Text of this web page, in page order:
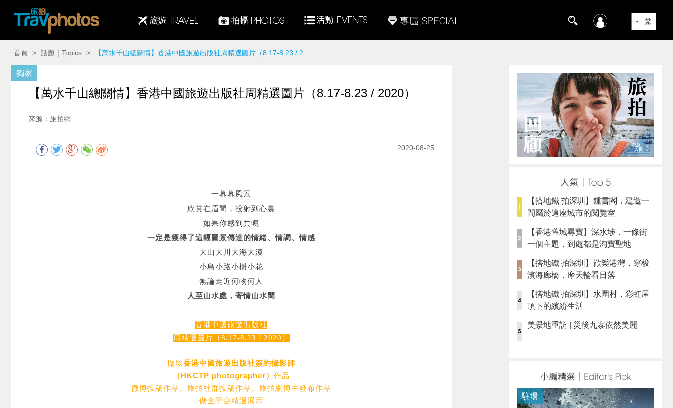
首頁 > 話題｜Topics > 【萬水千山總關情】香港中國旅遊出版社周精選圖片（8.17-8.23 / 2020）
獨家
【萬水千山總關情】香港中國旅遊出版社周精選圖片（8.17-8.23 / 2020）
來源：旅拍網
2020-08-25
一幕幕風景
欣賞在眉間，投射到心裏
如果你感到共鳴
一定是獲得了這幅圖景傳達的情緒、情調、情感
大山大川大海大漠
小島小路小樹小花
無論走近何物何人
人至山水處，寄情山水間
香港中國旅遊出版社
周精選圖片（8.17-8.23 / 2020）
擷取香港中國旅遊出版社簽約攝影師
（HKCTP photographer） 作品
微博投稿作品、旅拍社群投稿作品、旅拍網博主發布作品
做全平台精選展示
【搭地鐵 拍深圳】鍾書閣，建造一
間屬於這座城市的閱覽室
【香港舊城尋寶】深水埗，一條街
一個主題，到處都是淘寶聖地
【搭地鐵 拍深圳】歡樂港灣，穿梭
濱海廊橋，摩天輪看日落
【搭地鐵 拍深圳】水圍村，彩虹屋
頂下的繽紛生活
美景地重訪 | 災後九寨依然美麗
駐場